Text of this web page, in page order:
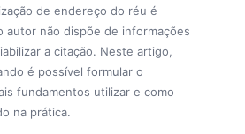
de endereço do réu é
autor não dispõe de informações
a citação. Neste artigo,
é possível formular o
fundamentos utilizar e como
na prática.